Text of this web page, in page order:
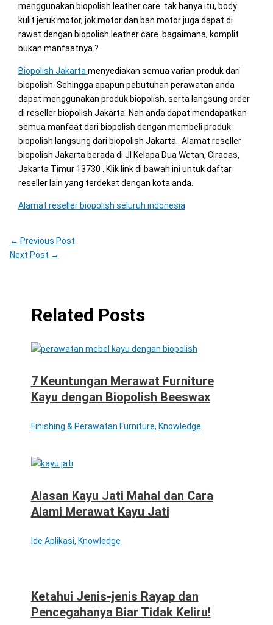
menggunakan biopolish leather care. tak hanya itu, body
kulit jeruk motor, jok motor dan ban motor juga dapat di
rawat dengan biopolish leather care. bagaimana, komplit
bukan manfaatnya ?
Biopolish Jakarta menyediakan semua varian produk dari
biopolish. Sehingga apapun pebutuhan perawatan anda
dapat menggunakan produk biopolish, serta langsung order
di reseller biopolish Jakarta. Nah anda dapat mendapatkan
semua manfaat dari biopolish dengan membeli produk
biopolish langsung dari biopolish Jakarta. Alamat reseller
biopolish Jakarta berada di Jl Kelapa Dua Wetan, Ciracas,
Jakarta Timur 13730 . Klik link di bawah ini untuk daftar
reseller lain yang terdekat dengan kota anda.
Alamat reseller biopolish seluruh indonesia
← Previous Post
Next Post →
Related Posts
7 Keuntungan Merawat Furniture
Kayu dengan Biopolish Beeswax
Finishing & Perawatan Furniture, Knowledge
Alasan Kayu Jati Mahal dan Cara
Alami Merawat Kayu Jati
Ide Aplikasi, Knowledge
Ketahui Jenis-jenis Rayap dan
Pencegahanya Biar Tidak Keliru!